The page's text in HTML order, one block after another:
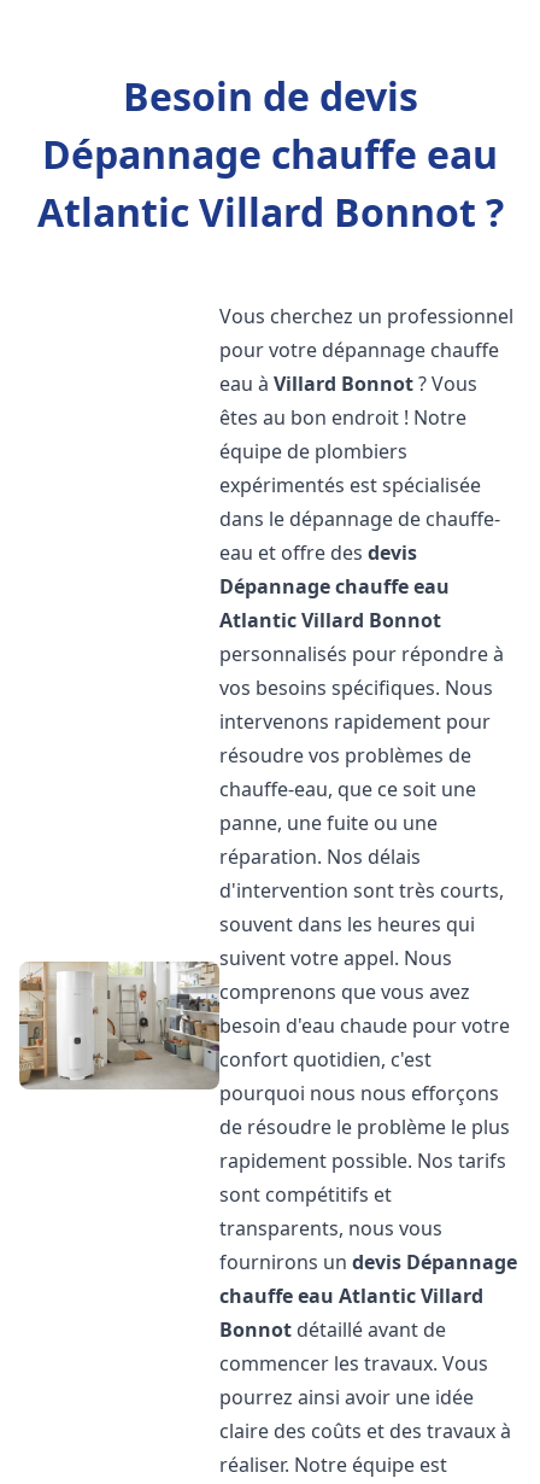
Besoin de devis
Dépannage chauffe eau
Atlantic Villard Bonnot ?
Vous cherchez un professionnel
pour votre dépannage chauffe
eau àVillard Bonnot? Vous
êtes au bon endroit ! Notre
équipe de plombiers
expérimentés est spécialisée
dans le dépannage de chauffe-
eau et offre desdevis
Dépannage chauffe eau
AtlanticVillard Bonnot
personnalisés pour répondre à
vos besoins spécifiques. Nous
intervenons rapidement pour
résoudre vos problèmes de
chauffe-eau, que ce soit une
panne, une fuite ou une
réparation. Nos délais
d'intervention sont très courts,
souvent dans les heures qui
suivent votre appel. Nous
comprenons que vous avez
besoin d'eau chaude pour votre
confort quotidien, c'est
pourquoi nous nous efforçons
de résoudre le problème le plus
rapidement possible. Nos tarifs
sont compétitifs et
transparents, nous vous
fournirons undevis Dépannage
chauffe eau AtlanticVillard
Bonnot détaillé avant de
commencer les travaux. Vous
pourrez ainsi avoir une idée
claire des coûts et des travaux à
réaliser. Notre équipe est